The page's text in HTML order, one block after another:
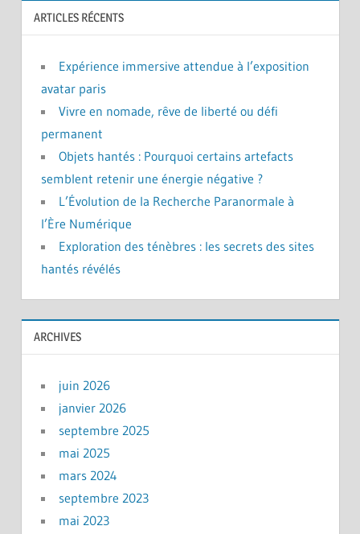
ARTICLES RÉCENTS
Expérience immersive attendue à l’exposition
avatar paris
Vivre en nomade, rêve de liberté ou défi
permanent
Objets hantés : Pourquoi certains artefacts
semblent retenir une énergie négative ?
L’Évolution de la Recherche Paranormale à
l’Ère Numérique
Exploration des ténèbres : les secrets des sites
hantés révélés
ARCHIVES
juin 2026
janvier 2026
septembre 2025
mai 2025
mars 2024
septembre 2023
mai 2023